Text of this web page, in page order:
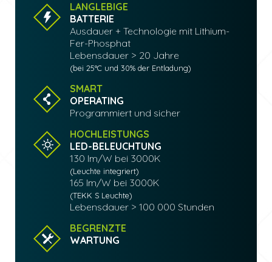
LANGLEBIGE
BATTERIE
Ausdauer + Technologie mit Lithium-
Fer-Phosphat
Lebensdauer > 20 Jahre
(bei 25°C und 30% der Entladung)
SMART
OPERATING
Programmiert und sicher
HOCHLEISTUNGS
LED-BELEUCHTUNG
130 lm/W bei 3000K
(Leuchte integriert)
165 lm/W bei 3000K
(TEKK S Leuchte)
Lebensdauer > 100 000 Stunden
BEGRENZTE
WARTUNG